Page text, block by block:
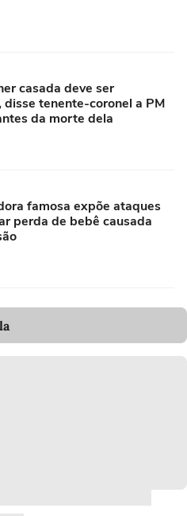
casada deve ser
disse tenente-coronel a PM
da morte dela
famosa expõe ataques
perda de bebê causada